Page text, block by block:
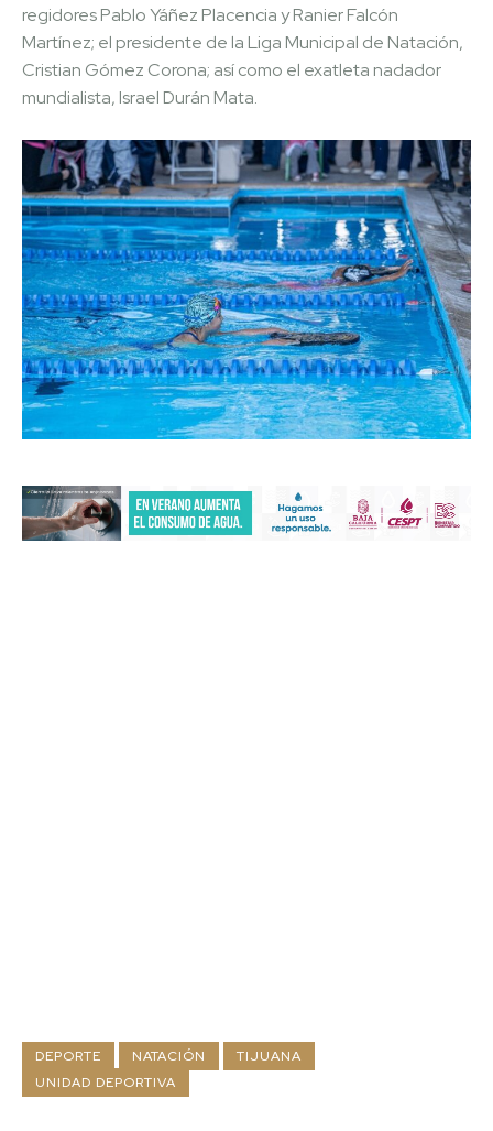
regidores Pablo Yáñez Placencia y Ranier Falcón
Martínez; el presidente de la Liga Municipal de Natación,
Cristian Gómez Corona; así como el exatleta nadador
mundialista, Israel Durán Mata.
DEPORTE NATACIÓN
TIJUANA
UNIDAD DEPORTIVA